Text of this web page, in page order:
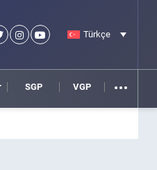
Türkçe
SGP VGP